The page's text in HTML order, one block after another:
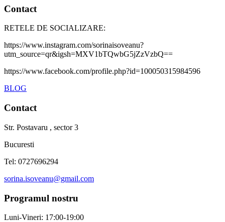
Contact
RETELE DE SOCIALIZARE:
https://www.instagram.com/sorinaisoveanu?
utm_source=qr&igsh=MXV1bTQwbG5jZzVzbQ==
https://www.facebook.com/profile.php?id=100050315984596
BLOG
Contact
Str. Postavaru , sector 3
Bucuresti
Tel: 0727696294
sorina.isoveanu@gmail.com
Programul nostru
Luni-Vineri: 17:00-19:00